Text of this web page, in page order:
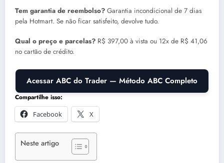
Tem garantia de reembolso? Garantia incondicional de 7 dias
pela Hotmart. Se não ficar satisfeito, devolve tudo.
Qual o preço e parcelas? R$ 397,00 à vista ou 12x de R$ 41,06
no cartão de crédito.
Acessar ABC do Trader — Método ABC Completo
Compartilhe isso:
Facebook
X
Neste artigo